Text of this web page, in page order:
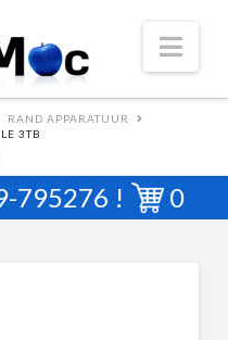
RAND APPARATUUR
3TB
795276 ! 0